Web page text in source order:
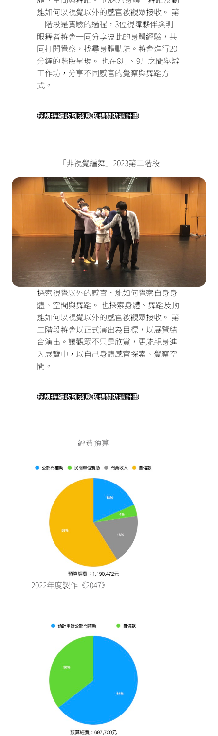
能如何以視覺以外的感官被觀眾接收。 第
一階段是實驗的過程，3位視障夥伴與明
眼舞者將會一同分享彼此的身體經驗，共
同打開覺察，找尋身體動能。將會進行20
分鐘的階段呈現。 也在8月、9月之間舉辦
工作坊，分享不同感官的覺察與舞蹈方
式。
我想持續收到消息我想贊助這計畫
「非視覺編舞」2023第二階段
探索視覺以外的感官，能如何覺察自身身
體、空間與舞蹈。 也探索身體、舞蹈及動
能如何以視覺以外的感官被觀眾接收。 第
二階段將會以正式演出為目標，以展覽結
合演出。讓觀眾不只是欣賞，更能親身進
入展覽中，以自己身體感官探索、覺察空
間。
我想持續收到消息我想贊助這計畫
經費預算
2022年度製作《2047》